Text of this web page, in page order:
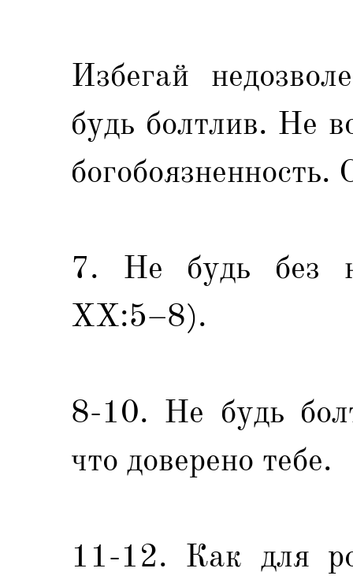
Избегай
будь болтлив. Не
богобоязненность.
7. Не будь без
XX:5–8).
8-10. Не будь
что доверено тебе.
11-12. Как для